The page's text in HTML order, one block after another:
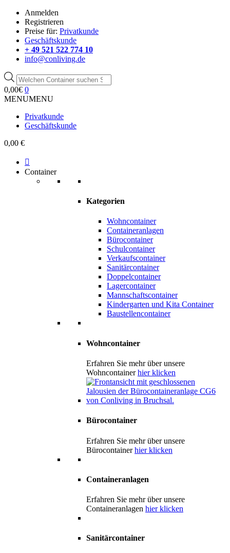
Anmelden
Registrieren
Preise für: Privatkunde
Geschäftskunde
+ 49 521 522 774 10
info@conliving.de
Products
search
0,00€ 0
MENUMENU
Privatkunde
Geschäftskunde
0,00 €
Container
Kategorien
Wohncontainer
Containeranlagen
Bürocontainer
Schulcontainer
Verkaufscontainer
Sanitärcontainer
Doppelcontainer
Lagercontainer
Mannschaftscontainer
Kindergarten und Kita Container
Baustellencontainer
Wohncontainer
Erfahren Sie mehr über unsere
Wohncontainerhier klicken
Bürocontainer
Erfahren Sie mehr über unsere
Bürocontainerhier klicken
Containeranlagen
Erfahren Sie mehr über unsere
Containeranlagen hier klicken
Sanitärcontainer